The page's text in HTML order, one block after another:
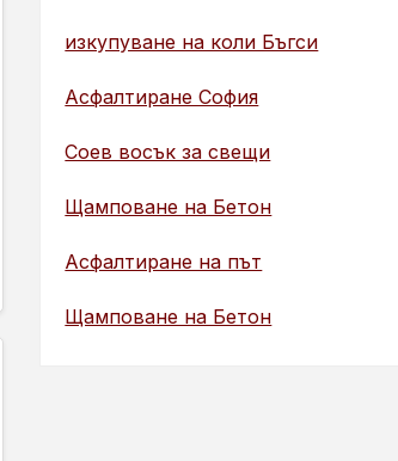
изкупуване на коли Бъгси
Асфалтиране София
Соев восък за свещи
Щамповане на Бетон
Асфалтиране на път
Щамповане на Бетон